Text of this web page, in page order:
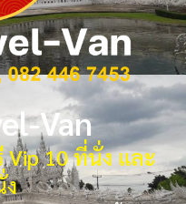
Van
Vip 10 ที่นั่ง และ